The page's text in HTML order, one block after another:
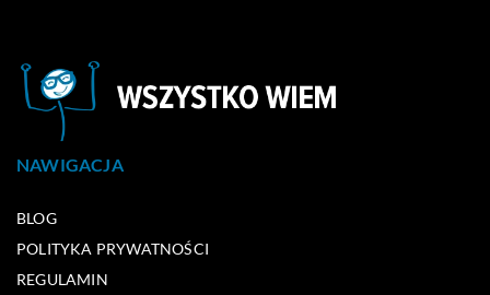
NAWIGACJA
BLOG
POLITYKA PRYWATNOŚCI
REGULAMIN